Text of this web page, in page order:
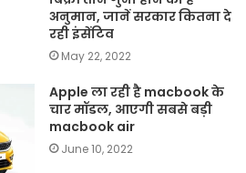
अनुमान, जानें सरकार कितना दे
रही इंसेंटिव
May 22, 2022
Apple ला रही है macbook के
चार मॉडल, आएगी सबसे बड़ी
macbook air
June 10, 2022